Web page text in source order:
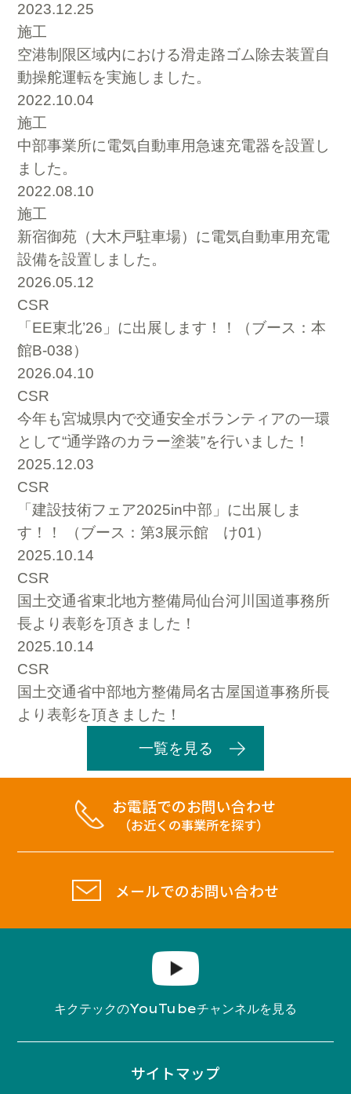
2023.12.25
施工
空港制限区域内における滑走路ゴム除去装置自
動操舵運転を実施しました。
2022.10.04
施工
中部事業所に電気自動車用急速充電器を設置し
ました。
2022.08.10
施工
新宿御苑（大木戸駐車場）に電気自動車用充電
設備を設置しました。
2026.05.12
CSR
「EE東北’26」に出展します！！（ブース：本
館B-038）
2026.04.10
CSR
今年も宮城県内で交通安全ボランティアの一環
として“通学路のカラー塗装”を行いました！
2025.12.03
CSR
「建設技術フェア2025in中部」に出展しま
す！！ （ブース：第3展示館 け01）
2025.10.14
CSR
国土交通省東北地方整備局仙台河川国道事務所
長より表彰を頂きました！
2025.10.14
CSR
国土交通省中部地方整備局名古屋国道事務所長
より表彰を頂きました！
一覧を見る
お電話でのお問い合わせ
（お近くの事業所を探す）
メールでのお問い合わせ
キクテックのYouTubeチャンネルを見る
サイトマップ